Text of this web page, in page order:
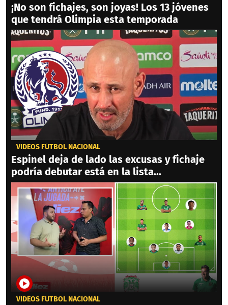
¡No son fichajes, son joyas! Los 13 jóvenes
que tendrá Olimpia esta temporada
VIDEOS FÚTBOL NACIONAL
Espinel deja de lado las excusas y fichaje
podría debutar está en la lista...
VIDEOS FÚTBOL NACIONAL